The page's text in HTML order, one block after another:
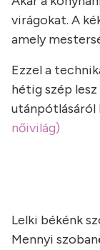
virágokat. A
amely
Ezzel a
hétig szép lesz
utánpótlásáról
nőivilág)
Lelki békénk
Mennyi